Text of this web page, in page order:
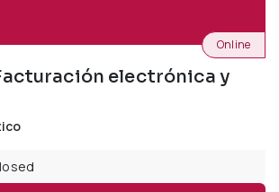
electrónica y
Online